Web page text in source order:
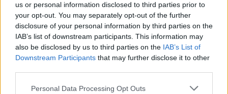
us or personal information disclosed to third parties prior to
your opt-out. You may separately opt-out of the further
disclosure of your personal information by third parties on the
IAB’s list of downstream participants. This information may
also be disclosed by us to third parties on the IAB’s List of
Downstream Participants that may further disclose it to other
Please note that this website/app uses one or more Google
Personal Data Processing Opt Outs
#REGGELI #RTL #ADÁSRÉSZLETEK #VIDEÓ
# INFLUENSZER
EGÉSZSÉG